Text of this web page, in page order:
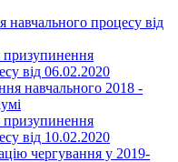
процесу від
від 06.02.2020
навчального 2018 -
від 10.02.2020
чергування у 2019-